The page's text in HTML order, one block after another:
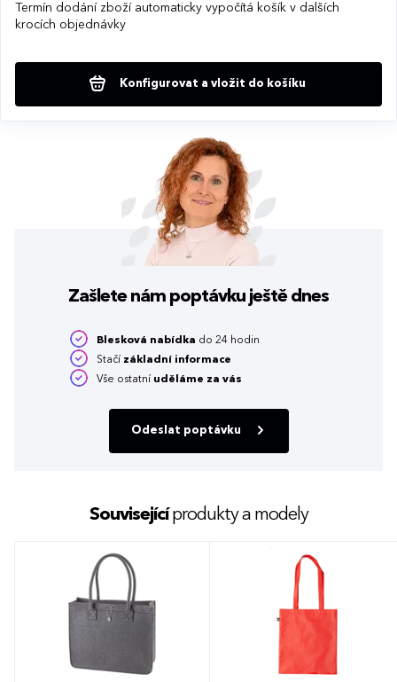
Termín dodání zboží automaticky vypočítá košík v dalších
krocích objednávky
Konfigurovat a vložit do košíku
Zašlete nám poptávku ještě dnes
Blesková nabídka do 24 hodin
Stačí základní informace
Vše ostatní uděláme za vás
Odeslat poptávku
Souvisejícíprodukty a modely